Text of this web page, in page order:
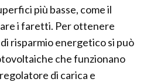
più basse, come il
i faretti. Per ottenere
risparmio energetico si può
che funzionano
di carica e